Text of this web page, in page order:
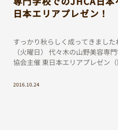
日本エリアプレゼン！
すっかり秋らしく成ってきまし
（火曜日） 代々木の山野美容専
協会主催 東日本エリアプレゼン
2016.10.24